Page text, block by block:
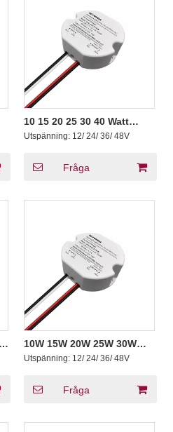
10 15 20 25 30 40 Watt
Konstant spänning 0-10V
1-10V 4 in 1 Dimbar LED-
Rund Form
Utspänning: 12/ 24/ 36/ 48V
Fråga
10W 15W 20W 25W 30W
40W CV Triac Dimbar LED
Driver Rund ELV MLV LED
Utspänning: 12/ 24/ 36/ 48V
Fråga